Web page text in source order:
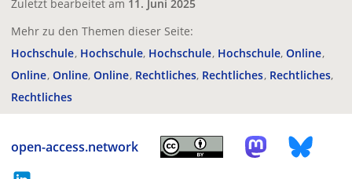
Zuletzt bearbeitet am 11. Juni 2025
Mehr zu den Themen dieser Seite:
Hochschule Hochschule Hochschule Hochschule Online
Online Online Online Rechtliches Rechtliches Rechtliches
Rechtliches
open-access.network